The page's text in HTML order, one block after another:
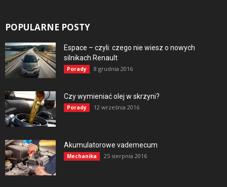
POPULARNE POSTY
Espace – czyli: czego nie wiesz o nowych
silnikach Renault
Porady 8 grudnia 2016
Czy wymieniać olej w skrzyni?
Porady 12 września 2016
Akumulatorowe vademecum
Mechanika 25 sierpnia 2016